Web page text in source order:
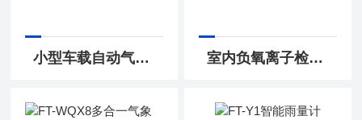
小型车载自动气象站 室内负氧离子检测仪